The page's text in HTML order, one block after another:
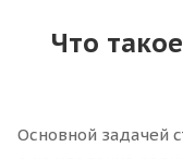
Что
Основной задачей